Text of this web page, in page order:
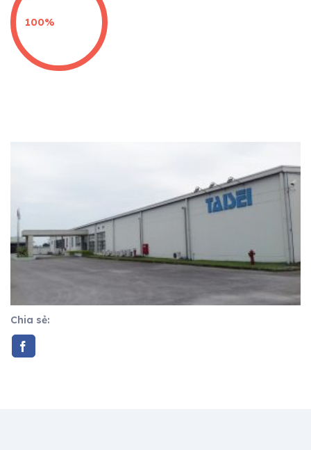
100%
Chia sẻ: